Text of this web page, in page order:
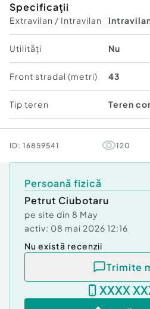
Suprafata imobilului este de
utilizat ca locuinta
Terenul este ingradit cu
de nord si sud a acestuia,
de la vest si gard viu pe
Pretul de vanzare este de 10
In procesul de cumparare
veti fi ajutati de
Petrut, care va oferi toate
va ghida pe tot parcursul
trebuie sa faceti este sa
Id intern: P5602
Comision cumpărător:
Specificații
Extravilan / Intravilan
Utilități Nu
Front stradal (metri) 43
Tip teren Teren
ID: 16859541 120
Persoană fizică
Petrut Ciubotaru
pe site din 8 May
activ: 08 mai 2026 12:16
Nu există recenzii
Trimite
XXXX